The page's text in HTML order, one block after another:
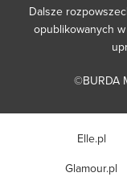
Dalsze
opublikowanych
©BURDA
Elle.pl
Glamour.pl